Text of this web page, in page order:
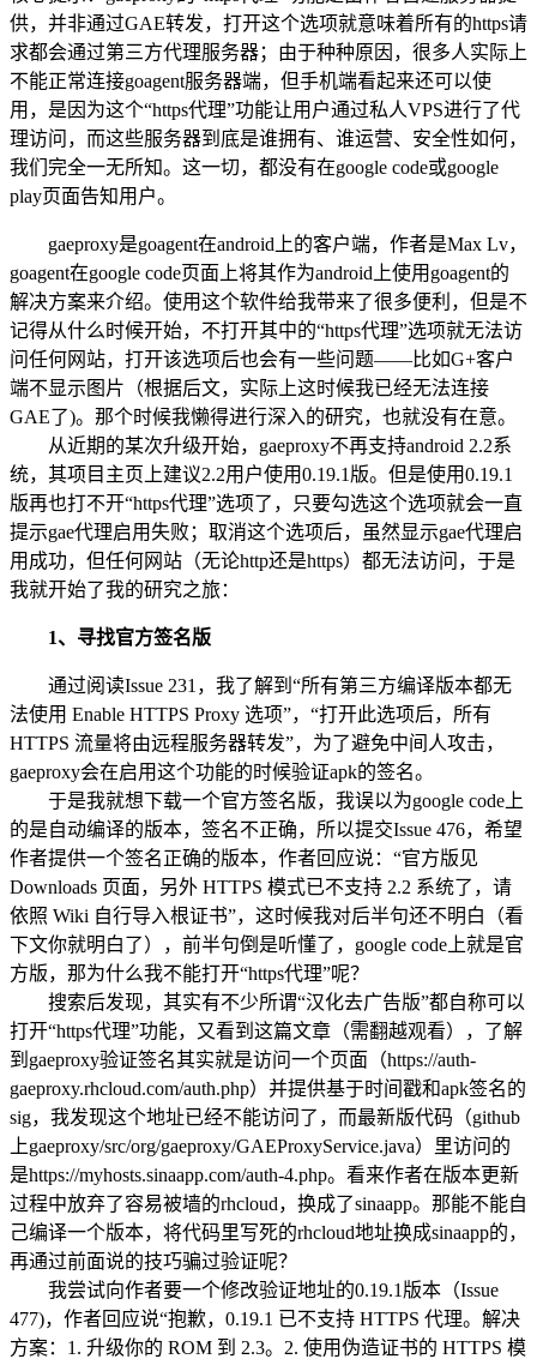
供，并非通过GAE转发，打开这个选项就意味着所有的https请
求都会通过第三方代理服务器；由于种种原因，很多人实际上
不能正常连接goagent服务器端，但手机端看起来还可以使
用，是因为这个“https代理”功能让用户通过私人VPS进行了代
理访问，而这些服务器到底是谁拥有、谁运营、安全性如何，
我们完全一无所知。这一切，都没有在google code或google
play页面告知用户。
gaeproxy是goagent在android上的客户端，作者是Max Lv，
goagent在google code页面上将其作为android上使用goagent的
解决方案来介绍。使用这个软件给我带来了很多便利，但是不
记得从什么时候开始，不打开其中的“https代理”选项就无法访
问任何网站，打开该选项后也会有一些问题——比如G+客户
端不显示图片（根据后文，实际上这时候我已经无法连接
GAE了)。那个时候我懒得进行深入的研究，也就没有在意。
从近期的某次升级开始，gaeproxy不再支持android 2.2系
统，其项目主页上建议2.2用户使用0.19.1版。但是使用0.19.1
版再也打不开“https代理”选项了，只要勾选这个选项就会一直
提示gae代理启用失败；取消这个选项后，虽然显示gae代理启
用成功，但任何网站（无论http还是https）都无法访问，于是
我就开始了我的研究之旅：
1、寻找官方签名版
通过阅读Issue 231，我了解到“所有第三方编译版本都无
法使用 Enable HTTPS Proxy 选项”，“打开此选项后，所有
HTTPS 流量将由远程服务器转发”，为了避免中间人攻击，
gaeproxy会在启用这个功能的时候验证apk的签名。
于是我就想下载一个官方签名版，我误以为google code上
的是自动编译的版本，签名不正确，所以提交Issue 476，希望
作者提供一个签名正确的版本，作者回应说：“官方版见
Downloads 页面，另外 HTTPS 模式已不支持 2.2 系统了，请
依照 Wiki 自行导入根证书”，这时候我对后半句还不明白（看
下文你就明白了），前半句倒是听懂了，google code上就是官
方版，那为什么我不能打开“https代理”呢？
搜索后发现，其实有不少所谓“汉化去广告版”都自称可以
打开“https代理”功能，又看到这篇文章（需翻越观看），了解
到gaeproxy验证签名其实就是访问一个页面（https://auth-
gaeproxy.rhcloud.com/auth.php）并提供基于时间戳和apk签名的
sig，我发现这个地址已经不能访问了，而最新版代码（github
上gaeproxy/src/org/gaeproxy/GAEProxyService.java）里访问的
是https://myhosts.sinaapp.com/auth-4.php。看来作者在版本更新
过程中放弃了容易被墙的rhcloud，换成了sinaapp。那能不能自
己编译一个版本，将代码里写死的rhcloud地址换成sinaapp的，
再通过前面说的技巧骗过验证呢？
我尝试向作者要一个修改验证地址的0.19.1版本（Issue
477)，作者回应说“抱歉，0.19.1 已不支持 HTTPS 代理。解决
方案：1. 升级你的 ROM 到 2.3。2. 使用伪造证书的 HTTPS 模